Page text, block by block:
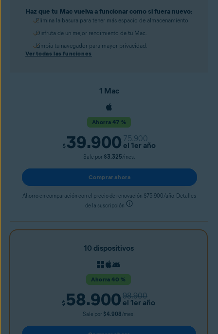
Haz que tu Mac vuelva a funcionar como si fuera nuevo:
Elimina la basura para tener más espacio de almacenamiento.
Disfruta de un mejor rendimiento de tu Mac.
Limpia tu navegador para mayor privacidad.
Ver todas las funciones
1 Mac
Ahorra 47 %
$39.900 75.900
el 1er año
Sale por $3.325/mes.
Comprar ahora
Ahorro en comparación con el precio de renovación $75.900/año. Detalles
de la suscripción
10 dispositivos
Ahorra 40 %
$ 58.900 98.900
el 1er año
Sale por $4.908/mes.